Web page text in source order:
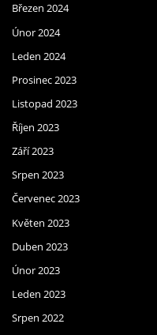
Březen 2024
Únor 2024
Leden 2024
Prosinec 2023
Listopad 2023
Říjen 2023
Září 2023
Srpen 2023
Červenec 2023
Květen 2023
Duben 2023
Únor 2023
Leden 2023
Srpen 2022